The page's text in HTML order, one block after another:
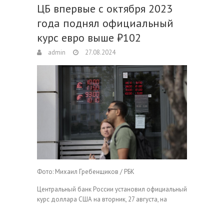
ЦБ впервые с октября 2023
года поднял официальный
курс евро выше ₽102
admin 27.08.2024
Фото: Михаил Гребенщиков / РБК
Центральный банк России установил официальный
курс доллара США на вторник, 27 августа, на